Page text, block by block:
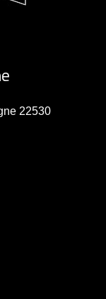
22530